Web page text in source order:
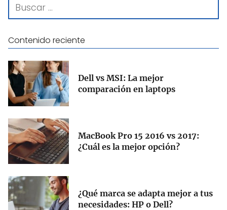
Contenido reciente
Dell vs MSI: La mejor
comparación en laptops
MacBook Pro 15 2016 vs 2017:
¿Cuál es la mejor opción?
¿Qué marca se adapta mejor a tus
necesidades: HP o Dell?